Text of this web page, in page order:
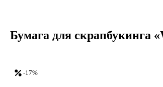
-17%
Бумага для скрапбукинга